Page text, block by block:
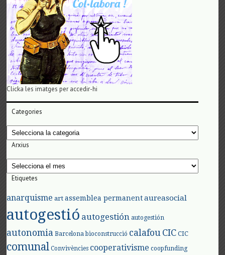
Clicka les imatges per accedir-hi
Categories
Categories
Arxius
Arxius
Etiquetes
anarquisme art assemblea permanent aureasocial
autogestió autogestión autogestión
autonomia Barcelona bioconstrucció calafou CIC CIC
comunal Convivències cooperativisme coopfunding